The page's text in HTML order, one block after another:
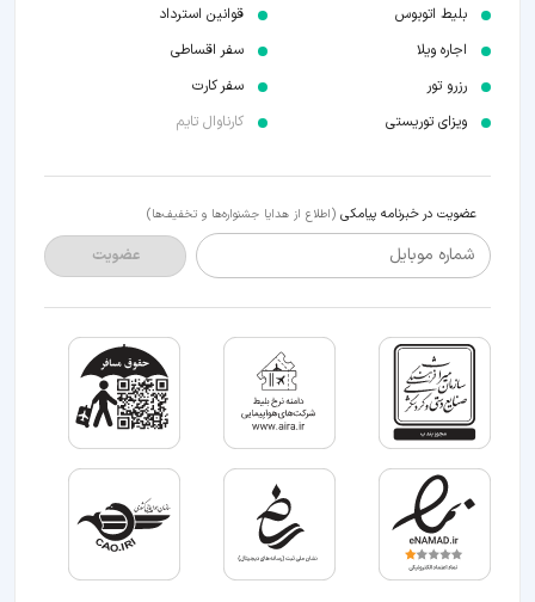
بلیط اتوبوس
اجاره ویلا
رزرو تور
ویزای توریستی
قوانین استرداد
سفر اقساطی
سفر کارت
کارناوال تایم
عضویت در خبرنامه پیامکی (اطلاع از هدایا جشنواره‌ها و تخفیف‌ها)
شماره موبایل عضویت